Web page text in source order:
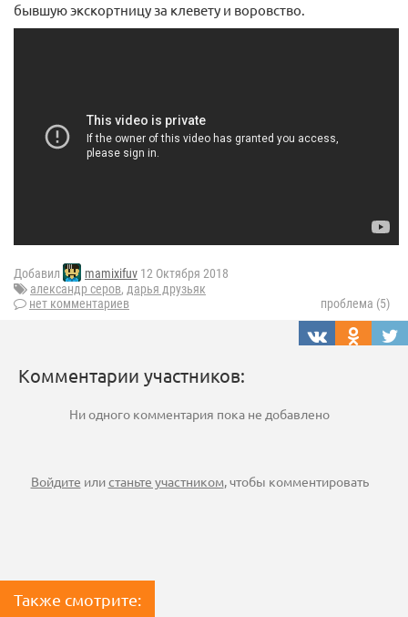
бывшую экскортницу за клевету и воровство.
Добавил mamixifuv 12 Октября 2018
александр серов, дарья друзьяк
нет комментариев
проблема (5)
Комментарии участников:
Ни одного комментария пока не добавлено
Войдите илистаньте участником, чтобы комментировать
Также смотрите: